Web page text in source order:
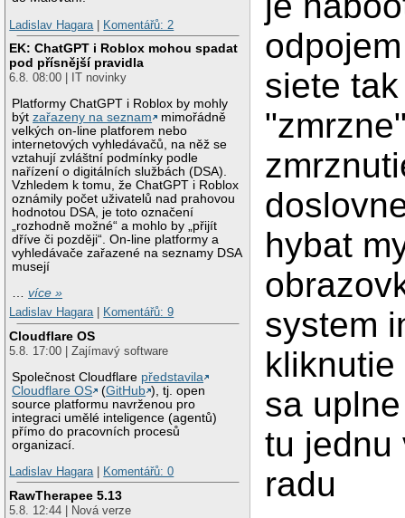
Ladislav Hagara
Komentářů: 2
EK: ChatGPT i Roblox mohou spadat
pod přísnější pravidla
6.8. 08:00 | IT novinky
Platformy ChatGPT i Roblox by mohly
býtzařazeny na seznam
mimořádně
velkých on-line platforem nebo
internetových vyhledávačů, na něž se
vztahují zvláštní podmínky podle
nařízení o digitálních službách (DSA).
Vzhledem k tomu, že ChatGPT i Roblox
oznámily počet uživatelů nad prahovou
hodnotou DSA, je toto označení
„rozhodně možné“ a mohlo by „přijít
dříve či později“. On-line platformy a
vyhledávače zařazené na seznamy DSA
musejí
…více »
Ladislav Hagara| Komentářů: 9
Cloudflare OS
5.8. 17:00 | Zajímavý software
Společnost Cloudflare představila
Cloudflare OS
(GitHub ), tj. open
source platformu navrženou pro
integraci umělé inteligence (agentů)
přímo do pracovních procesů
organizací.
Ladislav Hagara| Komentářů: 0
RawTherapee 5.13
5.8. 12:44 | Nová verze
siete
hybat
system
sa
tu jednu
radu